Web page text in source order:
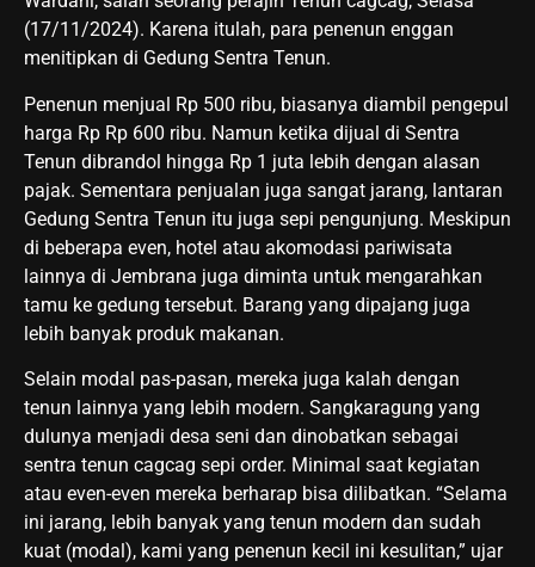
(17/11/2024). Karena itulah, para penenun enggan
menitipkan di Gedung Sentra Tenun.
Penenun menjual Rp 500 ribu, biasanya diambil pengepul
harga Rp Rp 600 ribu. Namun ketika dijual di Sentra
Tenun dibrandol hingga Rp 1 juta lebih dengan alasan
pajak. Sementara penjualan juga sangat jarang, lantaran
Gedung Sentra Tenun itu juga sepi pengunjung. Meskipun
di beberapa even, hotel atau akomodasi pariwisata
lainnya di Jembrana juga diminta untuk mengarahkan
tamu ke gedung tersebut. Barang yang dipajang juga
lebih banyak produk makanan.
Selain modal pas-pasan, mereka juga kalah dengan
tenun lainnya yang lebih modern. Sangkaragung yang
dulunya menjadi desa seni dan dinobatkan sebagai
sentra tenun cagcag sepi order. Minimal saat kegiatan
atau even-even mereka berharap bisa dilibatkan. “Selama
ini jarang, lebih banyak yang tenun modern dan sudah
kuat (modal), kami yang penenun kecil ini kesulitan,” ujar